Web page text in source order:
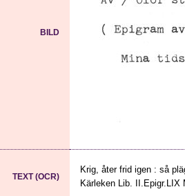
BILD
TEXT (OCR)
Krig, åter frid igen : så
Kärleken Lib. II.Epigr.LIX